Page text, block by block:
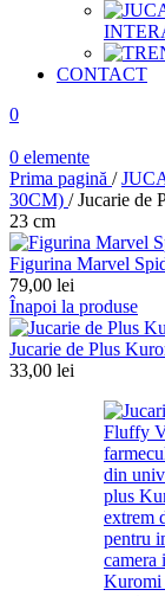
CONTACT
0
0 elemente
Prima pagină /
30CM) / Jucarie de
23 cm
Figurina Marvel
79,00 lei
Înapoi la produse
Jucarie de Plus
33,00 lei